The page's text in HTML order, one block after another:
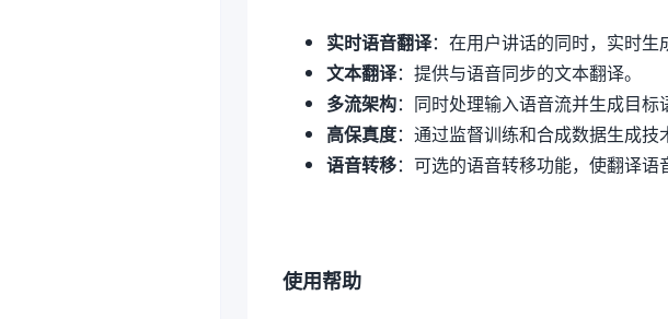
实时语音翻译：在用户讲话的同时，实时生
文本翻译：提供与语音同步的文本翻译。
多流架构：同时处理输入语音流并生成目标
高保真度：通过监督训练和合成数据生成技
语音转移：可选的语音转移功能，使翻译语
使用帮助